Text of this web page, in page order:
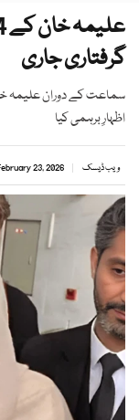
گرفتاری جاری
سماعت کے دوران علیمہ
اظہارِ برہمی کیا
ویب ڈیسک 23, 2026